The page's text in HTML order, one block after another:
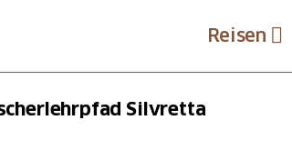
Reisen
Silvretta